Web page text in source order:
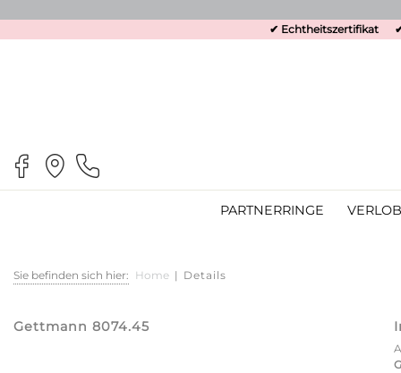
✔ Echtheitszertifikat
PARTNERRINGE
Sie befinden sich hier: Home | Details
Gettmann 8074.45